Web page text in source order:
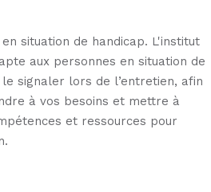
situation de handicap. L'institut
aux personnes en situation de
signaler lors de l’entretien, afin
à vos besoins et mettre à
et ressources pour